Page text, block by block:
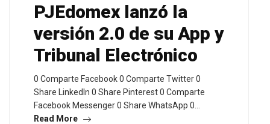
PJEdomex lanzó la
versión 2.0 de su App y
Tribunal Electrónico
0 Comparte Facebook 0 Comparte Twitter 0
Share LinkedIn 0 Share Pinterest 0 Comparte
Facebook Messenger 0 Share WhatsApp 0…
Read More